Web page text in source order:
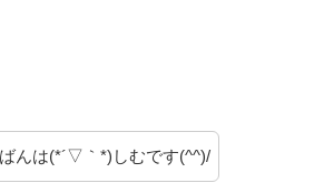
んは(*´▽｀*)しむです(^^)/